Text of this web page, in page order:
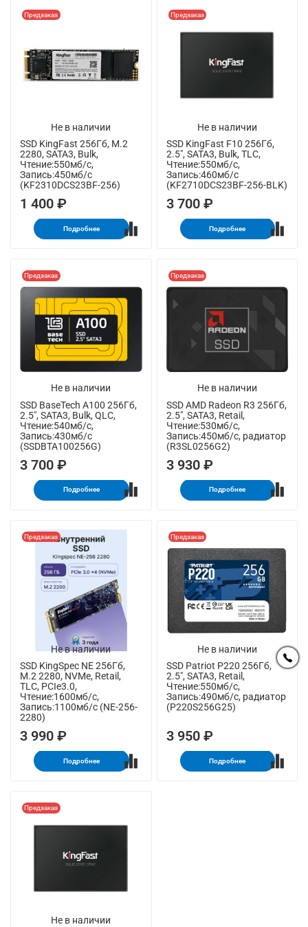
Не в наличии
Предзаказ
SSD KingFast 256Гб, M.2
2280, SATA3, Bulk,
Чтение:550мб/с,
Запись:450мб/с
(KF2310DCS23BF-256)
1 400 ₽
Подробнее
Не в наличии
Предзаказ
SSD KingFast F10 256Гб,
2.5", SATA3, Bulk, TLC,
Чтение:550мб/с,
Запись:460мб/с
(KF2710DCS23BF-256-BLK)
3 700 ₽
Подробнее
Не в наличии
Предзаказ
SSD BaseTech A100 256Гб,
2.5", SATA3, Bulk, QLC,
Чтение:540мб/с,
Запись:430мб/с
(SSDBTA100256G)
3 700 ₽
Подробнее
Не в наличии
Предзаказ
SSD AMD Radeon R3 256Гб,
2.5", SATA3, Retail,
Чтение:530мб/с,
Запись:450мб/с, радиатор
(R3SL0256G2)
3 930 ₽
Подробнее
Не в наличии
Предзаказ
SSD KingSpec NE 256Гб,
M.2 2280, NVMe, Retail,
TLC, PCIe3.0,
Чтение:1600мб/с,
Запись:1100мб/с (NE-256-
2280)
3 990 ₽
Подробнее
Не в наличии
Предзаказ
SSD Patriot P220 256Гб,
2.5", SATA3, Retail,
Чтение:550мб/с,
Запись:490мб/с, радиатор
(P220S256G25)
3 950 ₽
Подробнее
Не в наличии
Предзаказ